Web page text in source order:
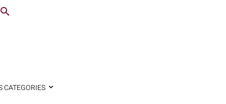
CATEGORIES